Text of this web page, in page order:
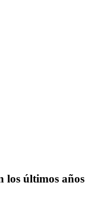
los últimos años